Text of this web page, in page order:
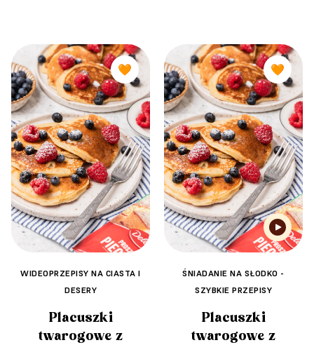
🧡
WIDEOPRZEPISY NA CIASTA I
DESERY
Placuszki
twarogowe z
🧡
ŚNIADANIE NA SŁODKO -
SZYBKIE PRZEPISY
Placuszki
twarogowe z